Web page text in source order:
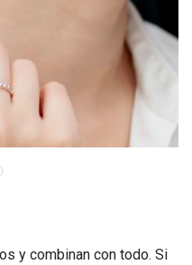
y combinan con todo. Si